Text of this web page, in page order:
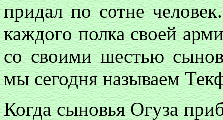
придал по сотне
каждого полка своей
со своими шестью
мы сегодня называем
Когда сыновья Огуза